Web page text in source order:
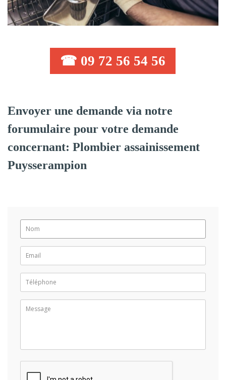
☎ 09 72 56 54 56
Envoyer une demande via notre
forumulaire pour votre demande
concernant: Plombier assainissement
Puysserampion